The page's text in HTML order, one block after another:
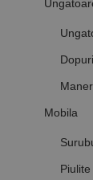
Mobila